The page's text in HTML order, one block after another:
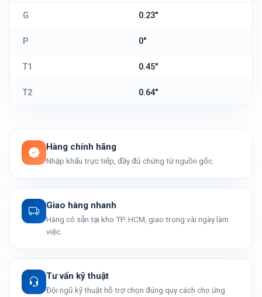
G 0.23"
P 0"
T1 0.45"
T2 0.64"
Hàng chính hãng
Nhập khẩu trực tiếp, đầy đủ chứng từ nguồn gốc.
Giao hàng nhanh
Hàng có sẵn tại kho TP. HCM, giao trong vài ngày làm
việc.
Tư vấn kỹ thuật
Đội ngũ kỹ thuật hỗ trợ chọn đúng quy cách cho ứng